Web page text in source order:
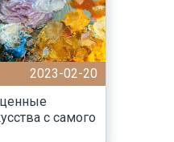
2023-02-20
с самого